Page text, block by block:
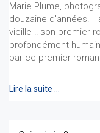
Marie Plume,
douzaine d'années.
vieille !! son premier
profondément
par ce premier
Lire la suite …